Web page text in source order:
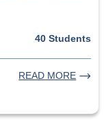
40 Students
READ MORE